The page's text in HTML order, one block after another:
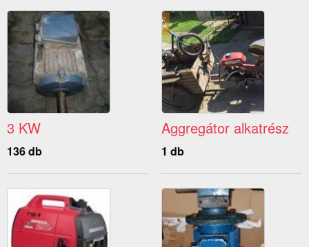
3 KW
136 db
Aggregátor alkatrész
1 db